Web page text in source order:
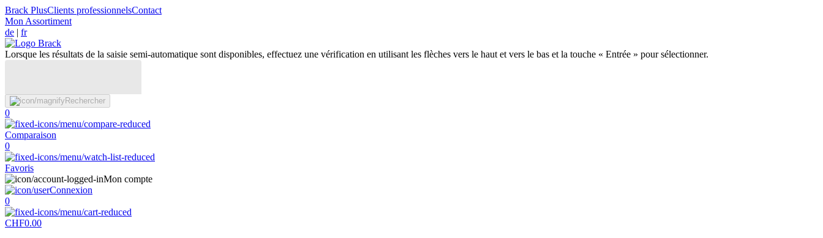
Brack PlusClients professionnelsContact
Mon Assortiment
de | fr
Lorsque les résultats de la saisie semi-automatique sont disponibles, effectuez une vérification en utilisant les flèches vers le haut et vers le bas et la touche « Entrée » pour sélectionner.
Rechercher
0
Comparaison
0
Favoris
Mon compte
Connexion
0
CHF0.00